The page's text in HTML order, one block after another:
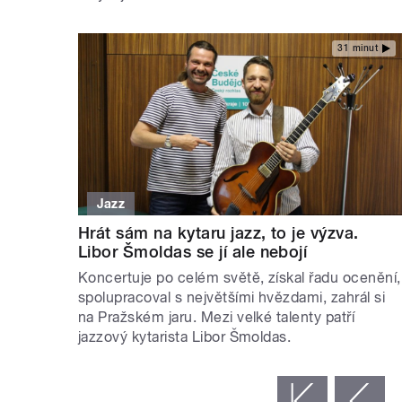
31 minut
Jazz
Hrát sám na kytaru jazz, to je výzva.
Libor Šmoldas se jí ale nebojí
Koncertuje po celém světě, získal řadu ocenění,
spolupracoval s největšími hvězdami, zahrál si
na Pražském jaru. Mezi velké talenty patří
jazzový kytarista Libor Šmoldas.